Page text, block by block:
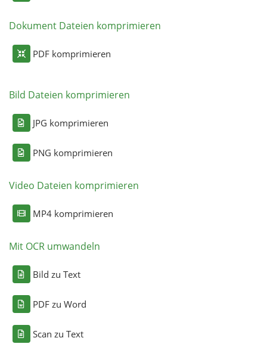
Dokument Dateien komprimieren
PDF komprimieren
Bild Dateien komprimieren
JPG komprimieren
PNG komprimieren
Video Dateien komprimieren
MP4 komprimieren
Mit OCR umwandeln
Bild zu Text
PDF zu Word
Scan zu Text